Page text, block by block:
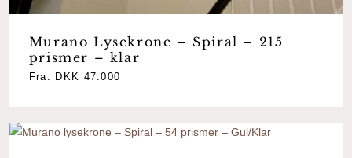
Murano Lysekrone – Spiral – 215
prismer – klar
Fra: DKK 47.000